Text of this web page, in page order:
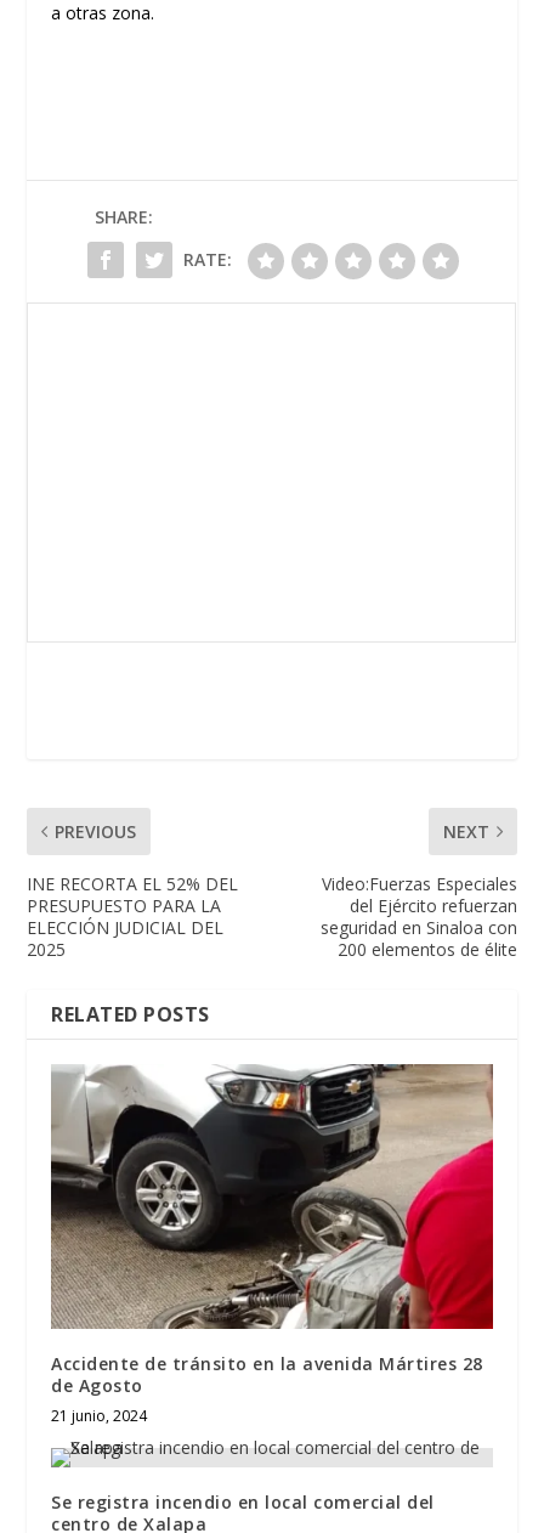
a otras zona.
SHARE:
RATE:
PREVIOUS
INE RECORTA EL 52% DEL
PRESUPUESTO PARA LA
ELECCIÓN JUDICIAL DEL
2025
NEXT
Video:Fuerzas Especiales
del Ejército refuerzan
seguridad en Sinaloa con
200 elementos de élite
RELATED POSTS
Accidente de tránsito en la avenida Mártires 28
de Agosto
21 junio, 2024
Se registra incendio en local comercial del
centro de Xalapa